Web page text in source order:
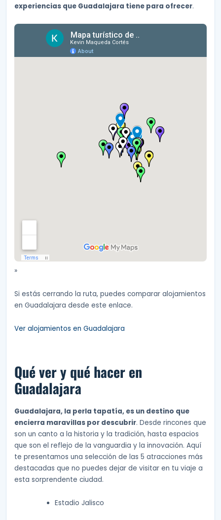
experiencias que Guadalajara tiene para ofrecer.
»
Si estás cerrando la ruta, puedes comparar alojamientos
en Guadalajara desde este enlace.
Ver alojamientos en Guadalajara
Qué ver y qué hacer en
Guadalajara
Guadalajara, la perla tapatía, es un destino que
encierra maravillas por descubrir. Desde rincones que
son un canto a la historia y la tradición, hasta espacios
que son el reflejo de la vanguardia y la innovación. Aquí
te presentamos una selección de las 5 atracciones más
destacadas que no puedes dejar de visitar en tu viaje a
esta sorprendente ciudad.
Estadio Jalisco